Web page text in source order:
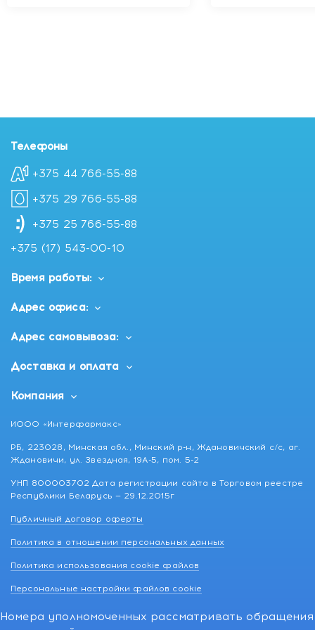
Телефоны
+375 44 766-55-88
+375 29 766-55-88
+375 25 766-55-88
+375 (17) 543-00-10
Время работы:
Адрес офиса:
Адрес самовывоза:
Доставка и оплата
Компания
ИООО «Интерфармакс»
РБ, 223028, Минская обл., Минский р-н, Ждановичский с/с, аг.
Ждановичи, ул. Звездная, 19А-5, пом. 5-2
УНП 800003702 Дата регистрации сайта в Торговом реестре
Республики Беларусь — 29.12.2015г
Публичный договор оферты
Политика в отношении персональных данных
Политика использования cookie файлов
Персональные настройки файлов cookie
Номера уполномоченных рассматривать обращения